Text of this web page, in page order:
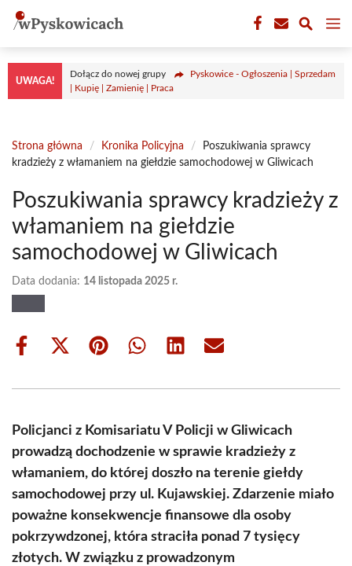
Przejdź
treści
UWAGA!
Dołącz do nowej grupy
Pyskowice - Ogłoszenia | Sprzedam
| Kupię | Zamienię | Praca
Strona główna / Kronika Policyjna /
Poszukiwania sprawcy
kradzieży z włamaniem na giełdzie samochodowej w Gliwicach
Poszukiwania sprawcy kradzieży z
włamaniem na giełdzie
samochodowej w Gliwicach
Data dodania: 14 listopada 2025 r.
Share
Share
(Twitter)
Share Share Share Share
Policjanci z Komisariatu V Policji w Gliwicach
prowadzą dochodzenie w sprawie kradzieży z
włamaniem, do której doszło na terenie giełdy
samochodowej przy ul. Kujawskiej. Zdarzenie miało
poważne konsekwencje finansowe dla osoby
pokrzywdzonej, która straciła ponad 7 tysięcy
złotych. W związku z prowadzonym